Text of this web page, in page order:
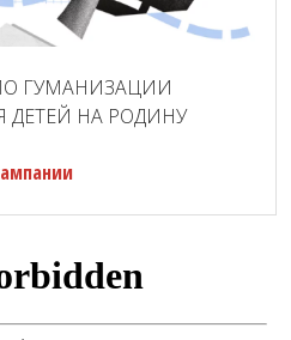
ГУМАНИЗАЦИИ
ДЕТЕЙ НА РОДИНУ